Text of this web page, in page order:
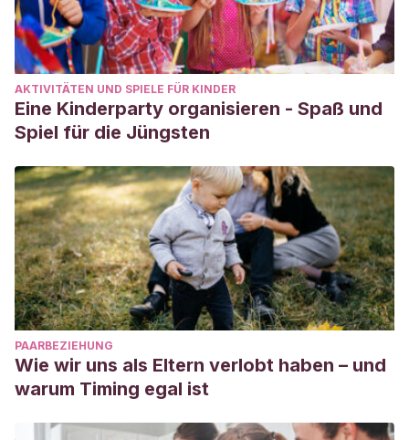
AKTIVITÄTEN UND SPIELE FÜR KINDER
Eine Kinderparty organisieren - Spaß und
Spiel für die Jüngsten
PAARBEZIEHUNG
Wie wir uns als Eltern verlobt haben – und
warum Timing egal ist